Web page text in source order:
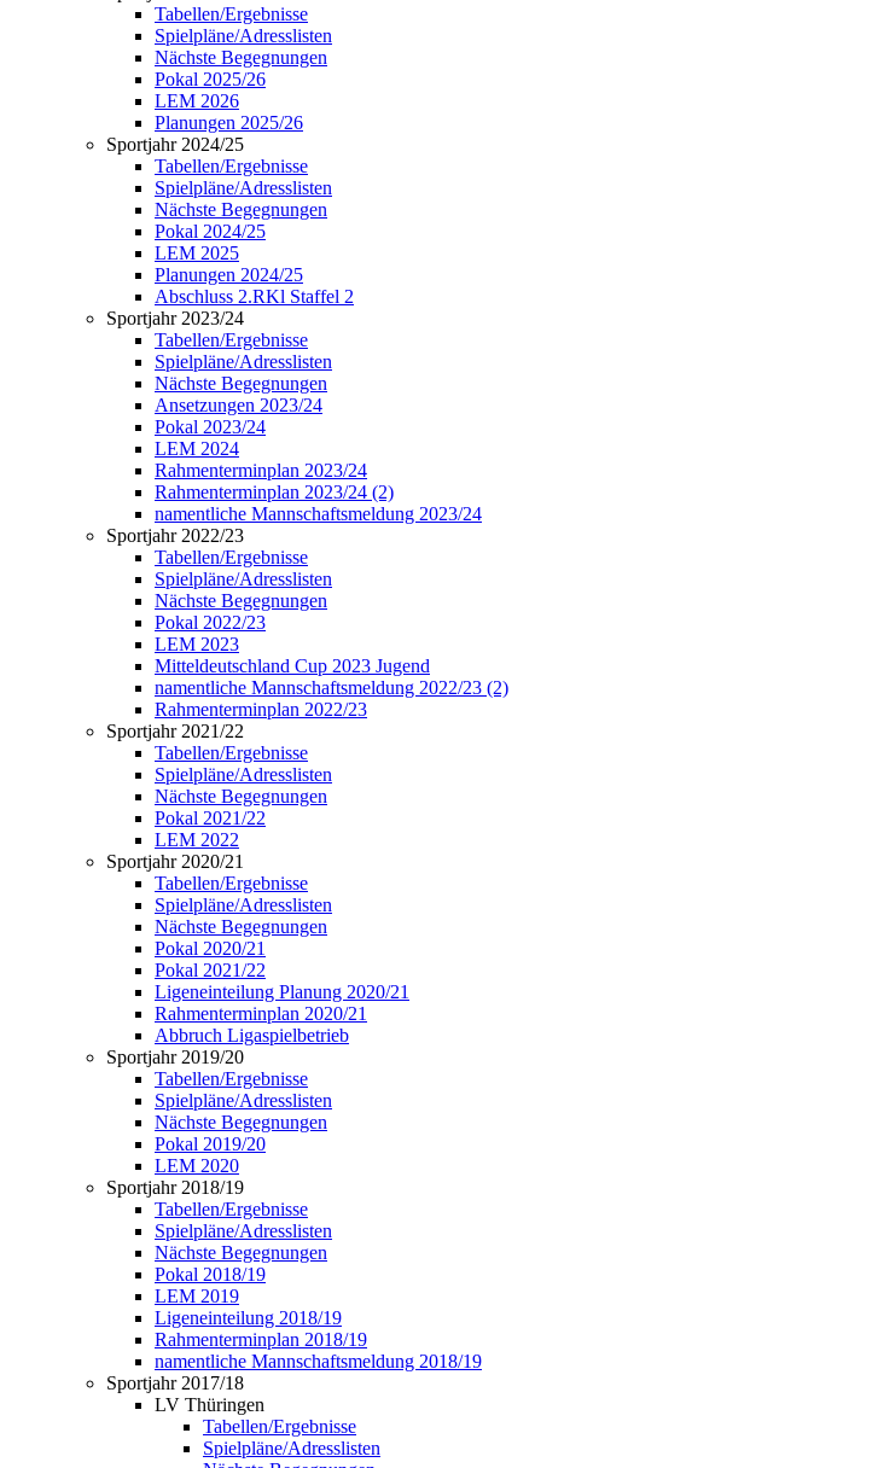
Tabellen/Ergebnisse
Spielpläne/Adresslisten
Nächste Begegnungen
Pokal 2025/26
LEM 2026
Planungen 2025/26
Sportjahr 2024/25
Tabellen/Ergebnisse
Spielpläne/Adresslisten
Nächste Begegnungen
Pokal 2024/25
LEM 2025
Planungen 2024/25
Abschluss 2.RKl Staffel 2
Sportjahr 2023/24
Tabellen/Ergebnisse
Spielpläne/Adresslisten
Nächste Begegnungen
Ansetzungen 2023/24
Pokal 2023/24
LEM 2024
Rahmenterminplan 2023/24
Rahmenterminplan 2023/24 (2)
namentliche Mannschaftsmeldung 2023/24
Sportjahr 2022/23
Tabellen/Ergebnisse
Spielpläne/Adresslisten
Nächste Begegnungen
Pokal 2022/23
LEM 2023
Mitteldeutschland Cup 2023 Jugend
namentliche Mannschaftsmeldung 2022/23 (2)
Rahmenterminplan 2022/23
Sportjahr 2021/22
Tabellen/Ergebnisse
Spielpläne/Adresslisten
Nächste Begegnungen
Pokal 2021/22
LEM 2022
Sportjahr 2020/21
Tabellen/Ergebnisse
Spielpläne/Adresslisten
Nächste Begegnungen
Pokal 2020/21
Pokal 2021/22
Ligeneinteilung Planung 2020/21
Rahmenterminplan 2020/21
Abbruch Ligaspielbetrieb
Sportjahr 2019/20
Tabellen/Ergebnisse
Spielpläne/Adresslisten
Nächste Begegnungen
Pokal 2019/20
LEM 2020
Sportjahr 2018/19
Tabellen/Ergebnisse
Spielpläne/Adresslisten
Nächste Begegnungen
Pokal 2018/19
LEM 2019
Ligeneinteilung 2018/19
Rahmenterminplan 2018/19
namentliche Mannschaftsmeldung 2018/19
Sportjahr 2017/18
LV Thüringen
Tabellen/Ergebnisse
Spielpläne/Adresslisten